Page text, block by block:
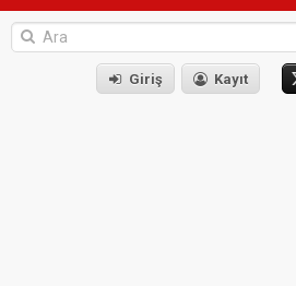
Giriş Kayıt